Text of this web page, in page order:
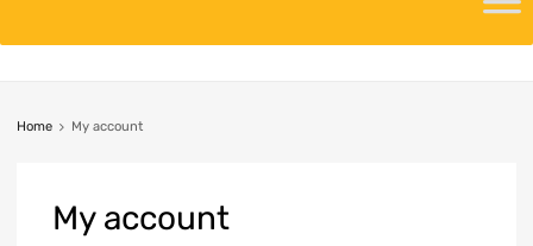
Home My account
Myaccount